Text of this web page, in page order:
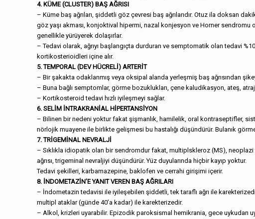
4. KÜME (CLUSTER) BAŞ AĞRISI
– Küme baş ağrıları, şiddetli göz çevresi baş ağrılarıdır. Otuz ila doksan
göz yaşı akması, konjoktival hipermi, nazal konjesyon ve Horner sendromu
genellikle yürüyerek dolaşırlar.
– Tedavi olarak, ağrıyı başlangıçta durduran ve semptomatik olan tedavi
kortikosterioidleri içine alır.
5. TEMPORAL (DEV HÜCRELİ) ARTERİT
– Bir şakakta odaklanmış veya oksipal alanda yerleşmiş baş ağrısından
– Buna bağlı semptomlar, görme bozuklukları, çene kaludikasyon, ateş,
– Kortikosteroid tedavi hızlı iyileşmeyi sağlar.
6. SELİM İNTRAKRANİAL HİPERTANSİYON
– Bilinen bir nedeni yoktur fakat şişmanlık, hamilelik, oral kontraseptifler,
nörlojik muayene ile birlikte gelişmesi bu hastalığı düşündürür. Bulanık
7. TRİGEMİNAL NEVRALJİ
– Sıklıkla idiopatik olan bir sendromdur fakat, multiplskleroz (MS), neoplazi
ağrısı, trigeminal nevraljiyi düşündürür. Yüz duyularında hiçbir kayıp yoktur.
Tedavi şekilleri, karbamazepine, baklofen ve cerrahi girişimi içerir.
8. İNDOMETAZİN’E YANIT VEREN BAŞ AĞRILARI
– İndometazin tedavisi ile iyileşebilen şiddetli, tek taraflı ağrı ile
multipl ataklar (günde 40’a kadar) ile karekterizedir.
– Alkol, krizleri uyarabilir. Epizodik paroksismal hemikrania, gece uykudan